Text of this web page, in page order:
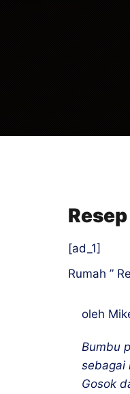
[ad_1]
Rumah ”
oleh
Bumbu
sebagai
Gosok